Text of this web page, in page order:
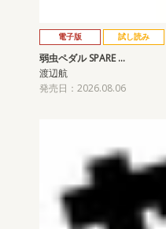
電子版 試し読み
弱虫ペダル SPARE …
渡辺航
発売日：2026.08.06